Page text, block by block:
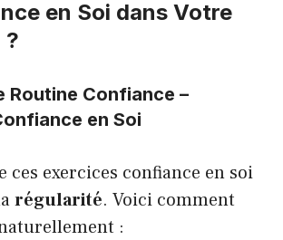
en Soi dans Votre
?
Routine Confiance –
en Soi
ces exercices confiance en soi
régularité. Voici comment
: